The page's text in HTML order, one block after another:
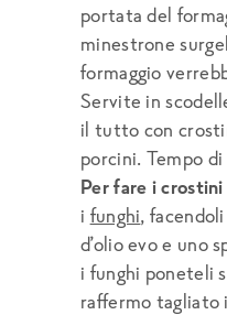
portata del
minestrone
formaggio
Servite in
il tutto con
porcini. Tempo
Per fare i crostini
i funghi,
d’olio evo e uno
i funghi poneteli
raffermo tagliato